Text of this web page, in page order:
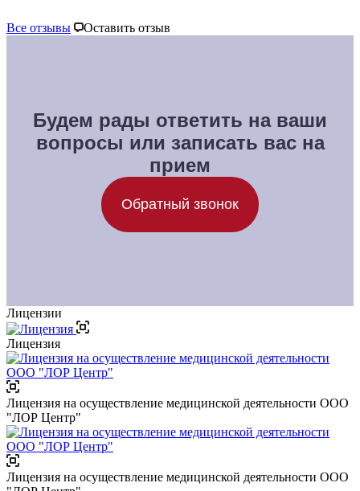
Все отзывы Оставить отзыв
Будем рады ответить на ваши
вопросы или записать вас на
прием
Обратный звонок
Лицензии
Лицензия
Лицензия на осуществление медицинской деятельности ООО
"ЛОР Центр"
Лицензия на осуществление медицинской деятельности ООО